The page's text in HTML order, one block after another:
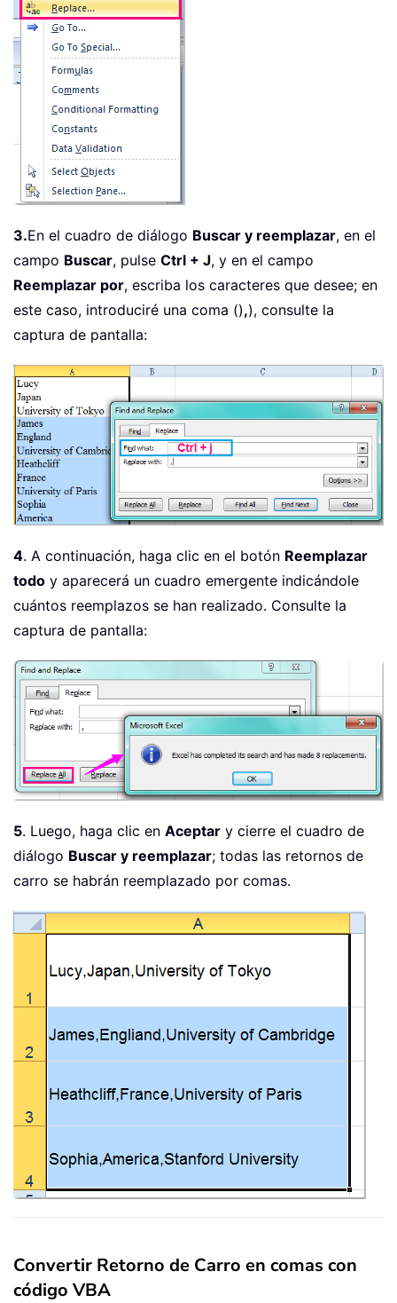
3.En el cuadro de diálogo Buscar y reemplazar, en el
campo Buscar, pulse Ctrl + J, y en el campo
Reemplazar por, escriba los caracteres que desee; en
este caso, introduciré una coma (),), consulte la
captura de pantalla:
4. A continuación, haga clic en el botón Reemplazar
todo y aparecerá un cuadro emergente indicándole
cuántos reemplazos se han realizado. Consulte la
captura de pantalla:
5. Luego, haga clic en Aceptar y cierre el cuadro de
diálogo Buscar y reemplazar; todas las retornos de
carro se habrán reemplazado por comas.
Convertir Retorno de Carro en comas con
código VBA